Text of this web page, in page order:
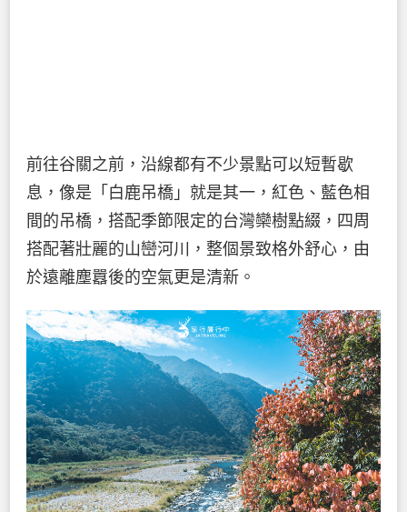
前往谷關之前，沿線都有不少景點可以短暫歇
息，像是「白鹿吊橋」就是其一，紅色、藍色相
間的吊橋，搭配季節限定的台灣欒樹點綴，四周
搭配著壯麗的山巒河川，整個景致格外舒心，由
於遠離塵囂後的空氣更是清新。